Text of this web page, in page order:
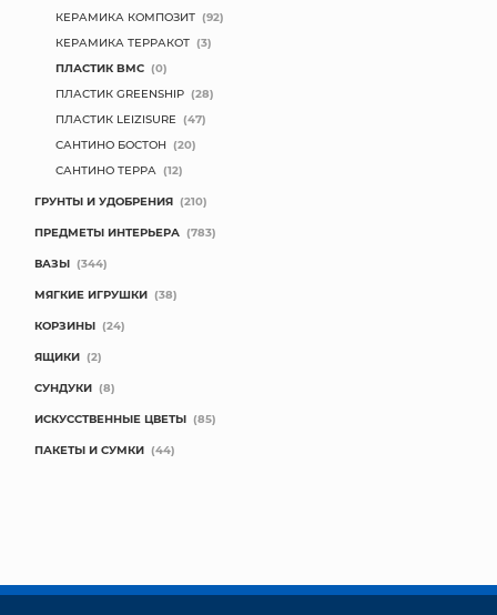
КОНТАКТЫ
КЕРАМИКА КОМПОЗИТ (92)
КЕРАМИКА ТЕРРАКОТ (3)
ПЛАСТИК BMC (0)
ПЛАСТИК GREENSHIP (28)
ПЛАСТИК LEIZISURE (47)
САНТИНО БОСТОН (20)
САНТИНО ТЕРРА (12)
ГРУНТЫ И УДОБРЕНИЯ (210)
ПРЕДМЕТЫ ИНТЕРЬЕРА (783)
ВАЗЫ (344)
МЯГКИЕ ИГРУШКИ (38)
КОРЗИНЫ (24)
ЯЩИКИ (2)
СУНДУКИ (8)
ИСКУССТВЕННЫЕ ЦВЕТЫ (85)
ПАКЕТЫ И СУМКИ (44)